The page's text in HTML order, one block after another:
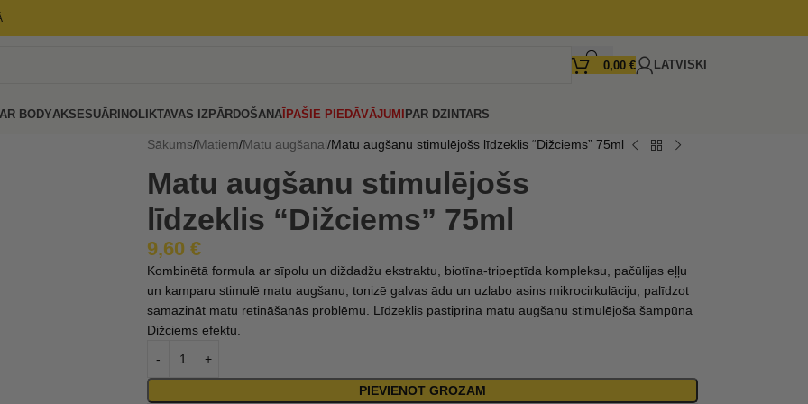
0,00 € LATVISKI
BODYAKSESUĀRINOLIKTAVAS IZPĀRDOŠANAĪPAŠIE PIEDĀVĀJUMIPAR DZINTARS
Sākums Matiem Matu augšanai Matu augšanu stimulējošs līdzeklis “Dižciems” 75ml
Matu augšanu stimulējošs
līdzeklis “Dižciems” 75ml
9,60 €
Kombinētā formula ar sīpolu un diždadžu ekstraktu, biotīna-tripeptīda kompleksu, pačūlijas eļļu
un kamparu stimulē matu augšanu, tonizē galvas ādu un uzlabo asins mikrocirkulāciju, palīdzot
samazināt matu retināšanās problēmu. Līdzeklis pastiprina matu augšanu stimulējoša šampūna
Dižciems efektu.
PIEVIENOT GROZAM